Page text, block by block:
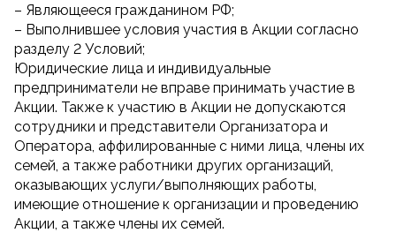
– Являющееся гражданином РФ;
– Выполнившее условия участия в Акции согласно
разделу 2 Условий;
Юридические лица и индивидуальные
предприниматели не вправе принимать участие в
Акции. Также к участию в Акции не допускаются
сотрудники и представители Организатора и
Оператора, аффилированные с ними лица, члены их
семей, а также работники других организаций,
оказывающих услуги/выполняющих работы,
имеющие отношение к организации и проведению
Акции, а также члены их семей.